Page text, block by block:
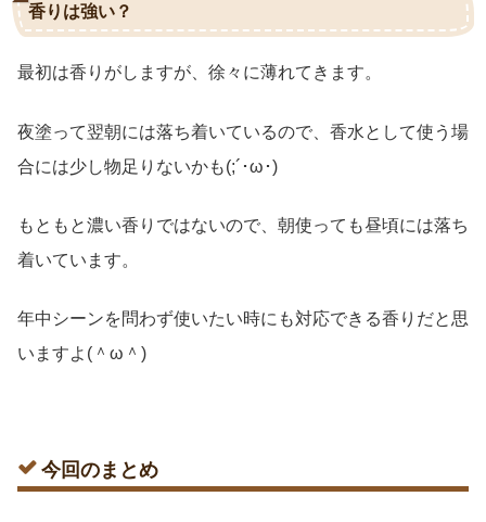
香りは強い？
最初は香りがしますが、徐々に薄れてきます。
夜塗って翌朝には落ち着いているので、香水として使う場
合には少し物足りないかも(;´･ω･)
もともと濃い香りではないので、朝使っても昼頃には落ち
着いています。
年中シーンを問わず使いたい時にも対応できる香りだと思
いますよ(＾ω＾)
今回のまとめ